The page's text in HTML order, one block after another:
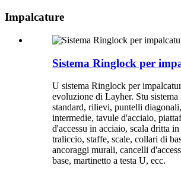
Impalcature
Sistema Ringlock per
U sistema Ringlock per
evoluzione di Layher. Stu sistema
standard, rilievi, puntelli
intermedie, tavule d'acciaio,
d'accessu in acciaio, scala dritta
traliccio, staffe, scale, collari di
ancoraggi murali, cancelli
base, martinetto a testa U, ecc.